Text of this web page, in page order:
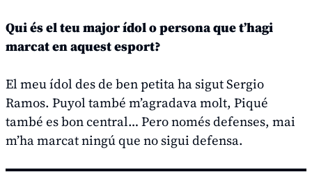
Qui és el teu major ídol o persona que t’hagi
marcat en aquest esport?
El meu ídol des de ben petita ha sigut Sergio
Ramos. Puyol també m’agradava molt, Piqué
també es bon central… Pero només defenses, mai
m’ha marcat ningú que no sigui defensa.